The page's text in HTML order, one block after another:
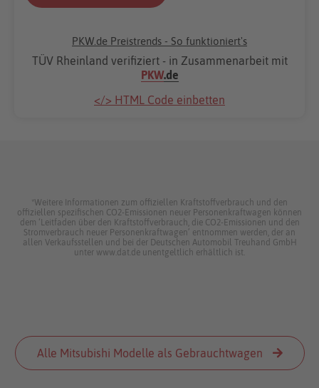
PKW.de Preistrends - So funktioniert's
TÜV Rheinland verifiziert - in Zusammenarbeit mit
PKW.de
</> HTML Code einbetten
*Weitere Informationen zum offiziellen Kraftstoffverbrauch und den
offiziellen spezifischen CO2-Emissionen neuer Personenkraftwagen können
dem ‘Leitfaden über den Kraftstoffverbrauch, die CO2-Emissionen und den
Stromverbrauch neuer Personenkraftwagen’ entnommen werden, der an
allen Verkaufsstellen und bei der Deutschen Automobil Treuhand GmbH
unter www.dat.de unentgeltlich erhältlich ist.
Alle Mitsubishi Modelle als Gebrauchtwagen